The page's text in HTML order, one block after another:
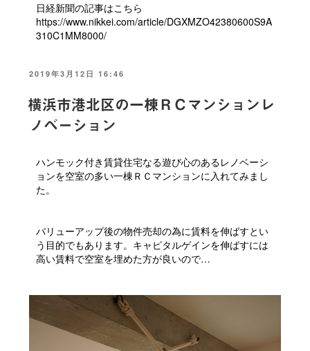
日経新聞の記事はこちら
https://www.nikkei.com/article/DGXMZO42380600S9A
310C1MM8000/
投
2019年3月12日 16:46
横浜市港北区の一棟ＲＣマンションレ
ノベーション
ハンモック付き賃貸住宅なる遊び心のあるレノベーシ
ョンを空室の多い一棟ＲＣマンションに入れてみまし
た。
バリューアップ後の物件売却の為に賃料を伸ばすとい
う目的でもあります。キャピタルゲインを伸ばすには
高い賃料で空室を埋めた方が良いので…